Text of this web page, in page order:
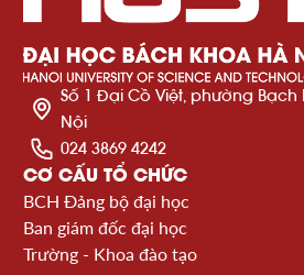
Số 1 Đại Cồ Việt, phường Bạch
Nội
024 3869 4242
CƠ CẤU TỔ CHỨC
BCH Đảng bộ đại học
Ban giám đốc đại học
Trường - Khoa đào tạo